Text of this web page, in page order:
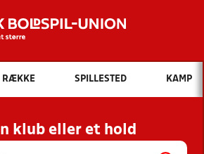
Hvad vil du søge efter?
INDHOLD OG NYHEDER
RESULTATER, KLUBBER OG
HOLD
RÆKKE SPILLESTED KAMP
klub eller et hold